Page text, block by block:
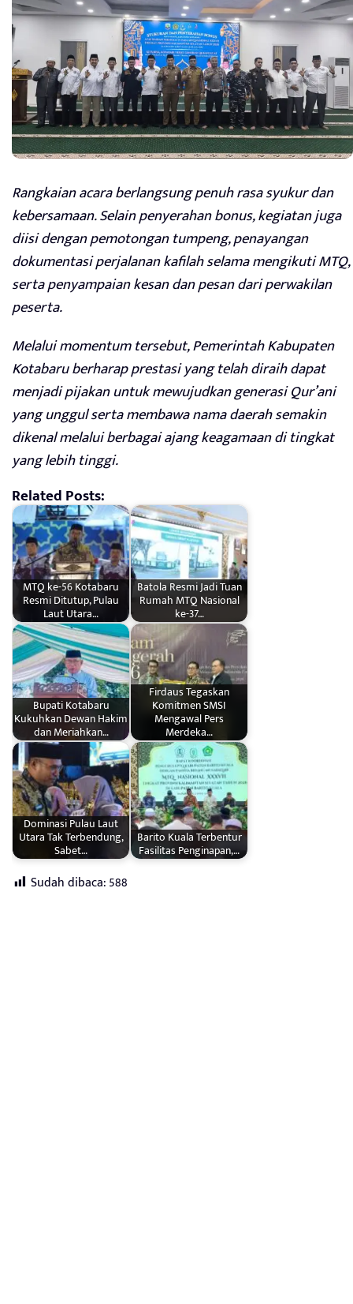
Rangkaian acara berlangsung penuh rasa syukur dan
kebersamaan. Selain penyerahan bonus, kegiatan juga
diisi dengan pemotongan tumpeng, penayangan
dokumentasi perjalanan kafilah selama mengikuti MTQ,
serta penyampaian kesan dan pesan dari perwakilan
peserta.
Melalui momentum tersebut, Pemerintah Kabupaten
Kotabaru berharap prestasi yang telah diraih dapat
menjadi pijakan untuk mewujudkan generasi Qur’ani
yang unggul serta membawa nama daerah semakin
dikenal melalui berbagai ajang keagamaan di tingkat
yang lebih tinggi.
Related Posts:
MTQ ke-56 Kotabaru
Resmi Ditutup, Pulau
Laut Utara…
Batola Resmi Jadi Tuan
Rumah MTQ Nasional
ke-37…
Bupati Kotabaru
Kukuhkan Dewan Hakim
dan Meriahkan…
Firdaus Tegaskan
Komitmen SMSI
Mengawal Pers
Merdeka…
Dominasi Pulau Laut
Utara Tak Terbendung,
Sabet…
Barito Kuala Terbentur
Fasilitas Penginapan,…
Sudah dibaca:588